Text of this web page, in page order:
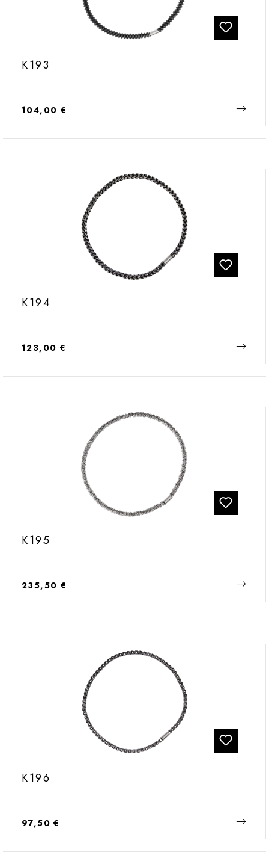
K193
Regulärer Preis:
104,00 €
K194
Regulärer Preis:
123,00 €
K195
Regulärer Preis:
235,50 €
K196
Regulärer Preis:
97,50 €